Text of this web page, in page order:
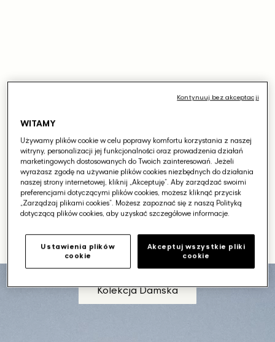
kolekcję Wiosna -
Lato
SEASONAL SALE - Szczegóły oferty
Kolekcja Męska
Kolekcja Damska
WITAMY
Używamy plików cookie w celu poprawy komfortu korzystania z naszej
witryny, personalizacji jej funkcjonalności oraz prowadzenia działań
marketingowych dostosowanych do Twoich zainteresowań. Jeżeli
wyrażasz zgodę na używanie plików cookies niezbędnych do działania
naszej strony internetowej, kliknij „Akceptuję”. Aby zarządzać swoimi
preferencjami dotyczącymi plików cookies, możesz kliknąć przycisk
„Zarządzaj plikami cookies”. Możesz zapoznać się z naszą Polityką
dotyczącą plików cookies, aby uzyskać szczegółowe informacje.
Ustawienia plików
cookie
Akceptuj wszystkie pliki
cookie
Kontynuuj bez akceptacji